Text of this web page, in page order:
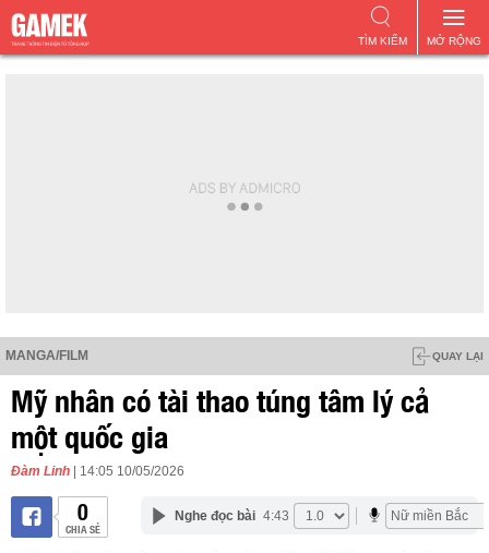
MỞ RỘNG
TÌM KIẾM
MANGA/FILM QUAY LẠI
Mỹ nhân có tài thao túng tâm lý cả
một quốc gia
Đàm Linh | 14:05 10/05/2026
0
CHIA SẺ
Nghe đọc bài 4:43